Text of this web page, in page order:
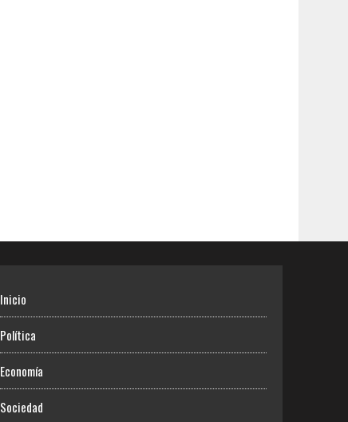
Inicio
Política
Economía
Sociedad